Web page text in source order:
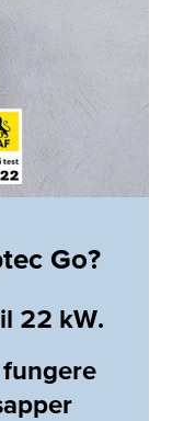
Go?
22 kW.